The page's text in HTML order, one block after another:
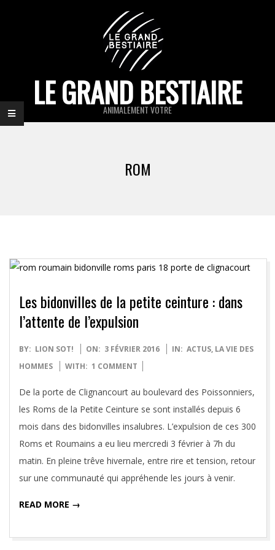
LE GRAND BESTIAIRE
ANIMALEMENT VOTRE
Primary
ROM
Les bidonvilles de la petite ceinture : dans
l’attente de l’expulsion
2016-
02-
BY: LION SOT! ON: 3 FÉVRIER 2016 IN: ACTUS, LA VIE DES
HOMMES
WITH: 1 COMMENT
De la porte de Clignancourt au boulevard des Poissonniers,
les Roms de la Petite Ceinture se sont installés depuis 6
mois dans des bidonvilles insalubres. L’expulsion de ces 300
Roms et Roumains a eu lieu mercredi 3 février à 7h du
matin. En pleine trêve hivernale, entre rire et tension, retour
sur une communauté qui appréhende les jours à venir.
READ MORE →